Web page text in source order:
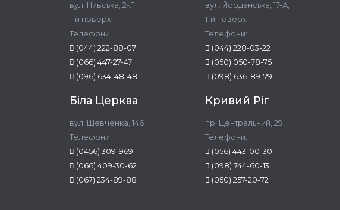
вул. Нивська, 2-Л,
1-й поверх
Телефони:
(044) 222-88-07
(066) 447-27-47
(096) 634-48-48
вул. Йорданська, 17-А,
1-й поверх
Телефони:
(044) 228-03-22
(050) 050-78-75
(098) 636-89-79
Біла Церква
вул. Шевченка, 146
Телефони:
(0456) 309-969
(066) 409-30-62
(067) 234-89-88
Кривий Ріг
пр. Центральний, 29
Телефони:
(056) 443-00-30
(098) 744-60-13
(050) 257-20-72